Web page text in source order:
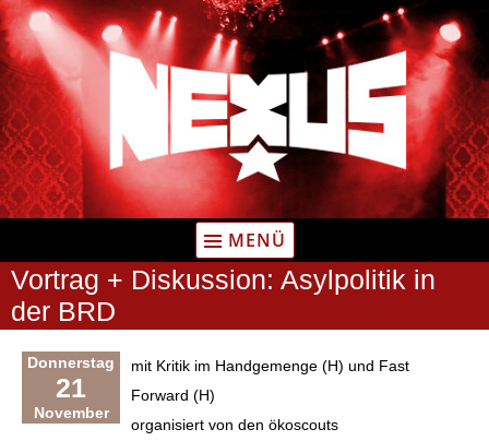
Zum
Inhalt
springen
MENÜ
Vortrag + Diskussion: Asylpolitik in
der BRD
Donnerstag
21
November
mit Kritik im Handgemenge (H) und Fast
Forward (H)
organisiert von den ökoscouts